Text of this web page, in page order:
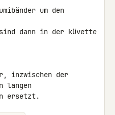
um den
dann in der küvette
inzwischen der
langen
ersetzt.